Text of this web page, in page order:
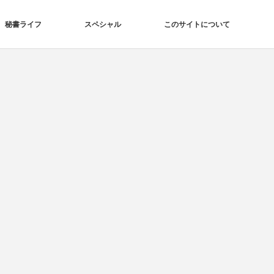
秘書ライフ スペシャル このサイトについて